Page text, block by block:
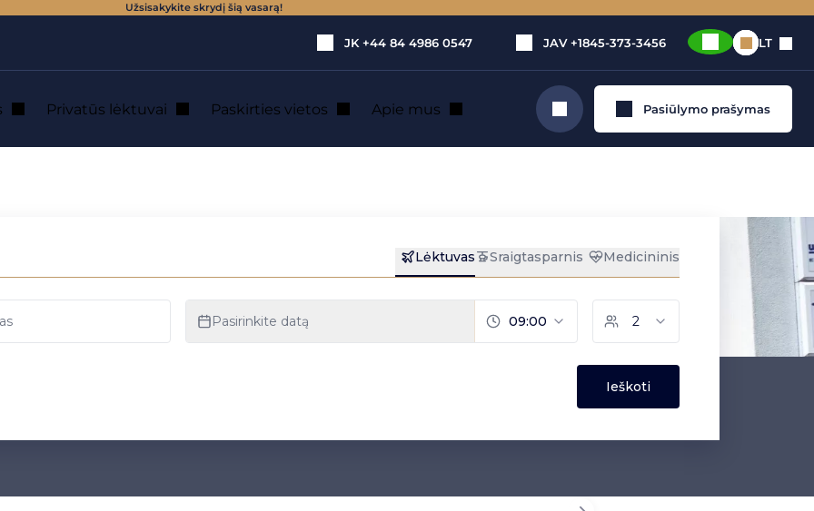
Užsisakykite skrydį šią vasarą!
JK +44 84 4986 0547 JAV +1845-373-3456 LT
Privatūs lėktuvai Paskirties vietos Apie mus Ieškoti Pasiūlymo prašymas